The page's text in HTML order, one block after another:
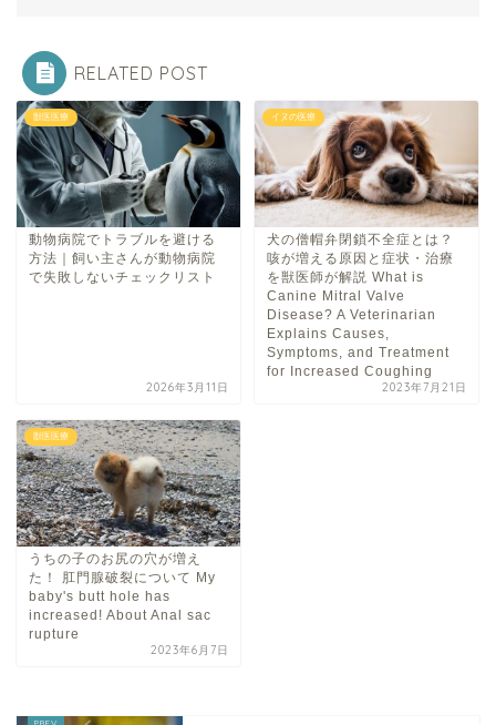
RELATED POST
獣医医療
動物病院でトラブルを避ける
方法｜飼い主さんが動物病院
で失敗しないチェックリスト
2026年3月11日
イヌの医療
犬の僧帽弁閉鎖不全症とは？
咳が増える原因と症状・治療
を獣医師が解説 What is
Canine Mitral Valve
Disease? A Veterinarian
Explains Causes,
Symptoms, and Treatment
for Increased Coughing
2023年7月21日
獣医医療
うちの子のお尻の穴が増え
た！ 肛門腺破裂について My
baby's butt hole has
increased! About Anal sac
rupture
2023年6月7日